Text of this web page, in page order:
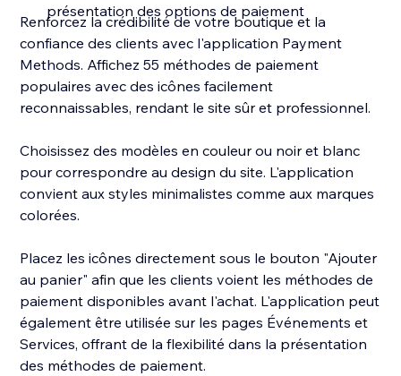
présentation des options de paiement
Renforcez la crédibilité de votre boutique et la
confiance des clients avec l'application Payment
Methods. Affichez 55 méthodes de paiement
populaires avec des icônes facilement
reconnaissables, rendant le site sûr et professionnel.
Choisissez des modèles en couleur ou noir et blanc
pour correspondre au design du site. L'application
convient aux styles minimalistes comme aux marques
colorées.
Placez les icônes directement sous le bouton "Ajouter
au panier" afin que les clients voient les méthodes de
paiement disponibles avant l'achat. L'application peut
également être utilisée sur les pages Événements et
Services, offrant de la flexibilité dans la présentation
des méthodes de paiement.